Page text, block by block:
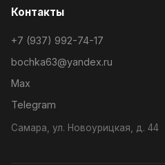
Контакты
+7 (937) 992-74-17
bochka63@yandex.ru
Max
Telegram
Самара, ул. Новоурицкая, д. 44